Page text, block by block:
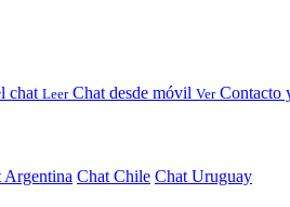
chat Leer Chat desde móvil Ver Contacto
Argentina Chat Chile Chat Uruguay